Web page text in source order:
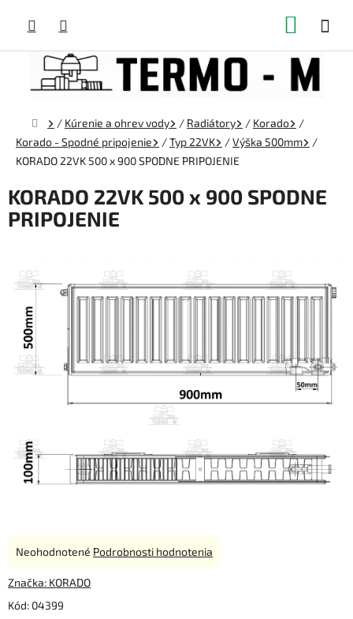
obsah
Domov
/ Kúrenie a ohrev vody / Radiátory / Korado
/
Korado - Spodné pripojenie
/Typ 22VK /Výška 500mm
/
KORADO 22VK 500 x 900 SPODNE PRIPOJENIE
KORADO 22VK 500 x 900 SPODNE
PRIPOJENIE
Kód: 04399
Priemerné
produktu
0,0
Neohodnotené Podrobnosti hodnotenia
Značka: KORADO